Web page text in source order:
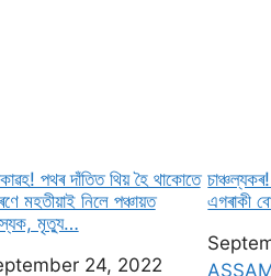
পথৰ দাঁতিত থিয় হৈ থাকোতে
মহতীয়াই নিলে পঞ্চায়ত
মৃত্যু…
24, 2022
এগৰাকী
Date
In